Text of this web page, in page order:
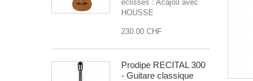
éclisses : Acajou avec
HOUSSE
230.00 CHF
Prodipe RECITAL 300
- Guitare classique